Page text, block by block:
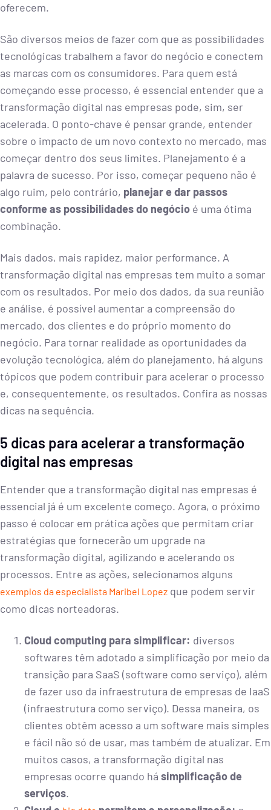
oferecem.
São diversos meios de fazer com que as possibilidades
tecnológicas trabalhem a favor do negócio e conectem
as marcas com os consumidores. Para quem está
começando esse processo, é essencial entender que a
transformação digital nas empresas pode, sim, ser
acelerada. O ponto-chave é pensar grande, entender
sobre o impacto de um novo contexto no mercado, mas
começar dentro dos seus limites. Planejamento é a
palavra de sucesso. Por isso, começar pequeno não é
algo ruim, pelo contrário, planejar e dar passos
conforme as possibilidades do negócio é uma ótima
combinação.
Mais dados, mais rapidez, maior performance. A
transformação digital nas empresas tem muito a somar
com os resultados. Por meio dos dados, da sua reunião
e análise, é possível aumentar a compreensão do
mercado, dos clientes e do próprio momento do
negócio. Para tornar realidade as oportunidades da
evolução tecnológica, além do planejamento, há alguns
tópicos que podem contribuir para acelerar o processo
e, consequentemente, os resultados. Confira as nossas
dicas na sequência.
5 dicas para acelerar a transformação
digital nas empresas
Entender que a transformação digital nas empresas é
essencial já é um excelente começo. Agora, o próximo
passo é colocar em prática ações que permitam criar
estratégias que fornecerão um upgrade na
transformação digital, agilizando e acelerando os
processos. Entre as ações, selecionamos alguns
exemplos da especialista Maribel Lopez que podem servir
como dicas norteadoras.
Cloud computing para simplificar: diversos
softwares têm adotado a simplificação por meio da
transição para SaaS (software como serviço), além
de fazer uso da infraestrutura de empresas de IaaS
(infraestrutura como serviço). Dessa maneira, os
clientes obtêm acesso a um software mais simples
e fácil não só de usar, mas também de atualizar. Em
muitos casos, a transformação digital nas
empresas ocorre quando há simplificação de
serviços.